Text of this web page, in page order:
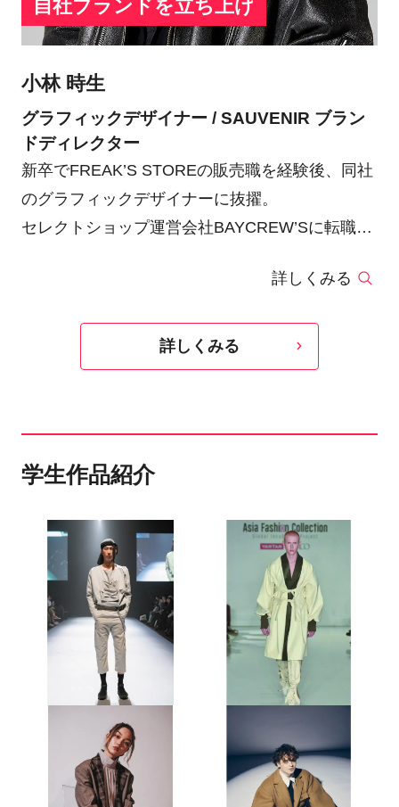
自社ブランドを立ち上げ
小林 時生
グラフィックデザイナー / SAUVENIR ブラン
ドディレクター
新卒でFREAK’S STOREの販売職を経験後、同社
のグラフィックデザイナーに抜擢。
セレクトショップ運営会社BAYCREW’Sに転職
ながら商品企画のデザインやSNS周りのコンサル
業務も携わりつつ、自社アパレルブランド
詳しくみる
詳しくみる
学生作品紹介